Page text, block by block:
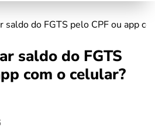
saldo do FGTS pelo CPF ou app
saldo do FGTS
com o celular?